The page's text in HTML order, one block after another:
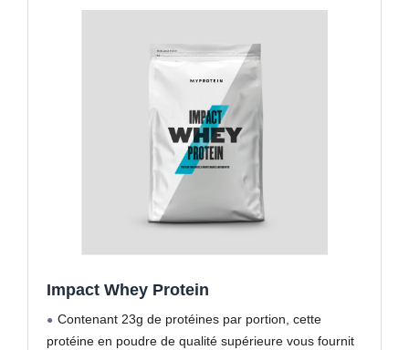
Impact Whey Protein
Contenant 23g de protéines par portion, cette
protéine en poudre de qualité supérieure vous fournit